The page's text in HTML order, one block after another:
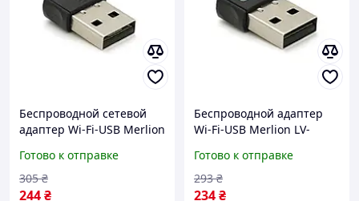
Беспроводной сетевой
адаптер Wi-Fi-USB Merlion
ГГц для Windows Linux
Mac buzyna
Готово к отправке
244₴
305 ₴
Беспроводной адаптер
Wi-Fi-USB Merlion LV-
802.11bgn для
WIN7/XP/Vista/MAC/LINUX
mayak
Готово к отправке
234₴
293 ₴